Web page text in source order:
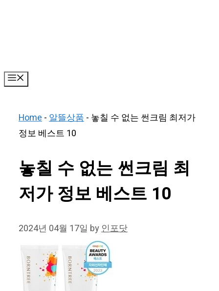
Home-알뜰상품- 놓칠 수 없는 썬크림 최저가
정보 베스트 10
놓칠 수 없는 썬크림 최
저가 정보 베스트 10
2024년 04월 17일 by인포닷